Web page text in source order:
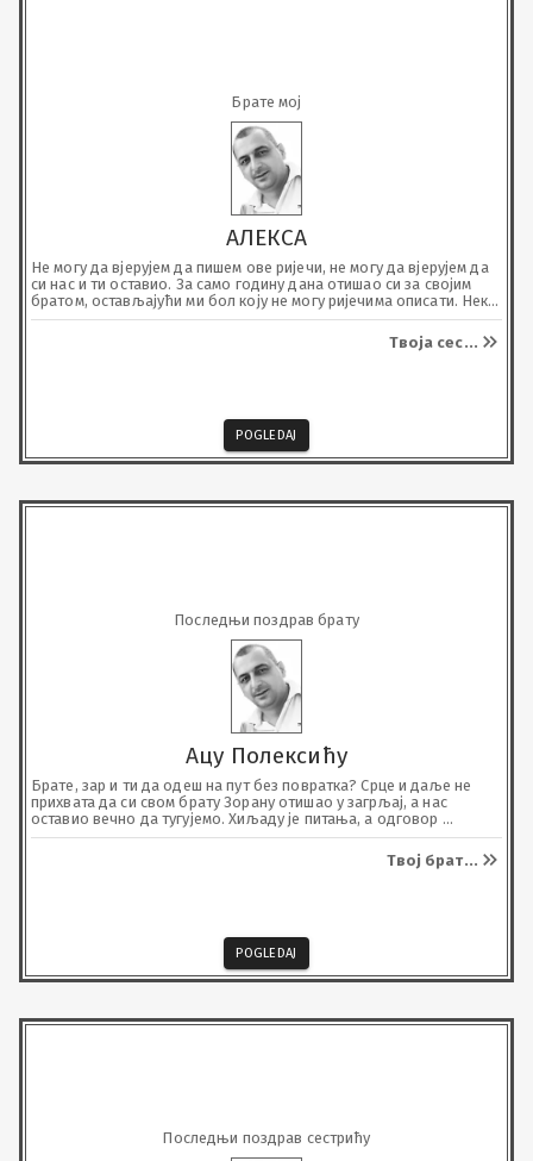
Брате мој
АЛЕКСА
Не могу да вјерујем да пишем ове ријечи, не могу да вјерујем да
си нас и ти оставио. За само годину дана отишао си за својим
братом, остављајући ми бол коју не могу ријечима описати. Нека
вас Господ чува у Царству небеском, да будете заједно као што
сте били и овд‌је. Почивај у миру, Брко мој, вољећу те и носити у
Твоја сес...
POGLEDAJ
Последњи поздрав брату
Ацу Полексићу
Брате, зар и ти да одеш на пут без повратка? Срце и даље не
прихвата да си свом брату Зорану отишао у загрљај, а нас
оставио вечно да тугујемо. Хиљаду је питања, а одговор
ниједан. Једно могу да обећам чуваћу те од заборава као
драгоцену успомену. Путуј с анђелима и поздрави нам Зорана.
Твој брат...
POGLEDAJ
Последњи поздрав сестрићу